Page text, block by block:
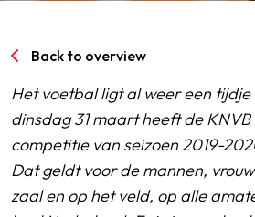
Back to overview
Het voetbal ligt al weer een tijdje
dinsdag 31 maart heeft de
competitie van seizoen 2019-
Dat geldt voor de mannen,
zaal en op het veld, op alle